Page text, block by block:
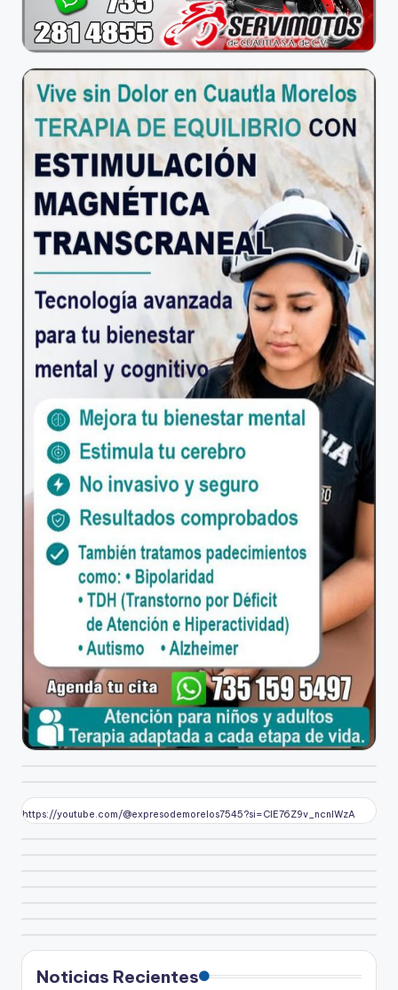
https://youtube.com/@expresodemorelos7545?si=CIE76Z9v_ncnlWzA
Noticias Recientes